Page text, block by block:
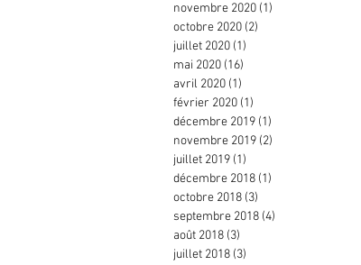
novembre 2020 (1)
octobre 2020 (2)
juillet 2020 (1)
mai 2020 (16)
avril 2020 (1)
février 2020 (1)
décembre 2019 (1)
novembre 2019 (2)
juillet 2019 (1)
décembre 2018 (1)
octobre 2018 (3)
septembre 2018 (4)
août 2018 (3)
juillet 2018 (3)